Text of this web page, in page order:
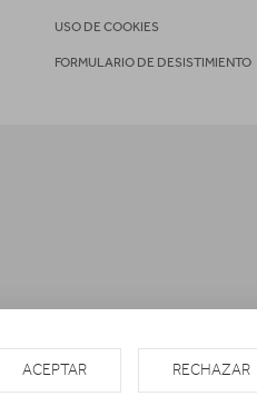
USO DE COOKIES
FORMULARIO DE DESISTIMIENTO
ACEPTAR RECHAZAR